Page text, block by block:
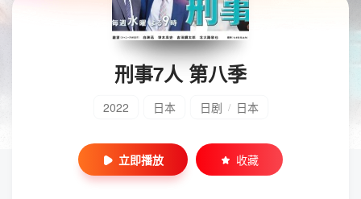
刑事7人 第八季
2022 日本 日剧 / 日本
立即播放 收藏